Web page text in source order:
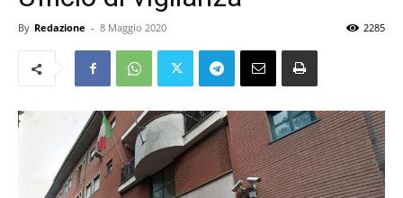
By Redazione - 8 Maggio 2020 2285